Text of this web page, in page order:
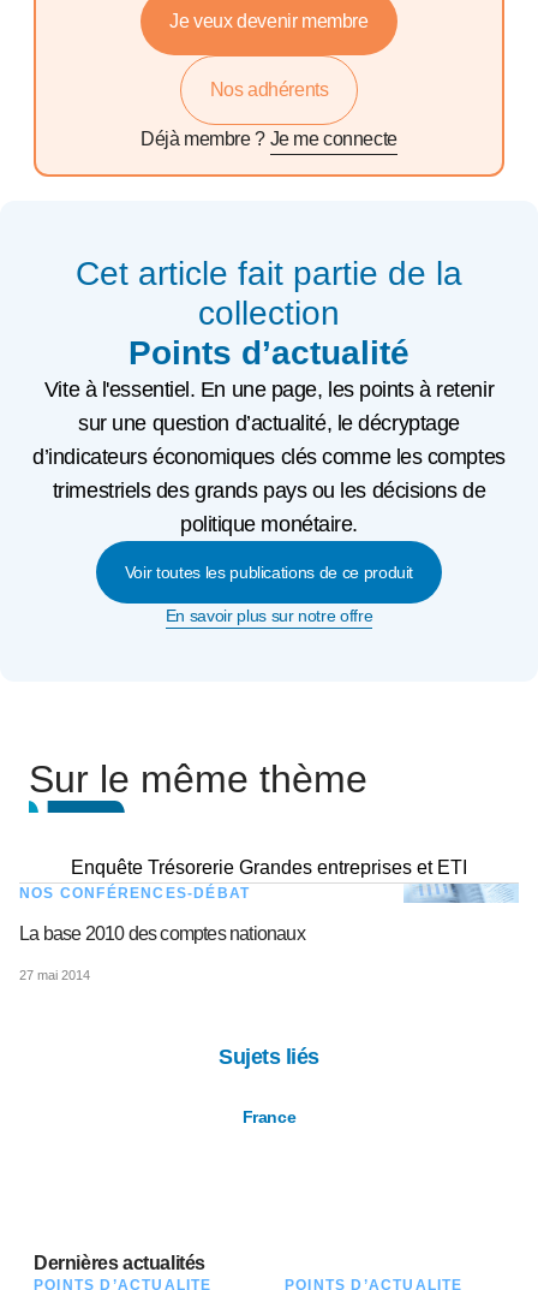
Je veux devenir membre
Nos adhérents
Déjà membre ? Je me connecte
Cet article fait partie de la
collection
Points d’actualité
Vite à l'essentiel. En une page, les points à retenir
sur une question d’actualité, le décryptage
d’indicateurs économiques clés comme les comptes
trimestriels des grands pays ou les décisions de
politique monétaire.
Voir toutes les publications de ce produit
En savoir plus sur notre offre
Sur le même thème
Enquête Trésorerie Grandes entreprises et ETI
NOS CONFÉRENCES-DÉBAT
La base 2010 des comptes nationaux
27 mai 2014
Sujets liés
France
Dernières actualités
POINTS D’ACTUALITÉ POINTS D’ACTUALITÉ